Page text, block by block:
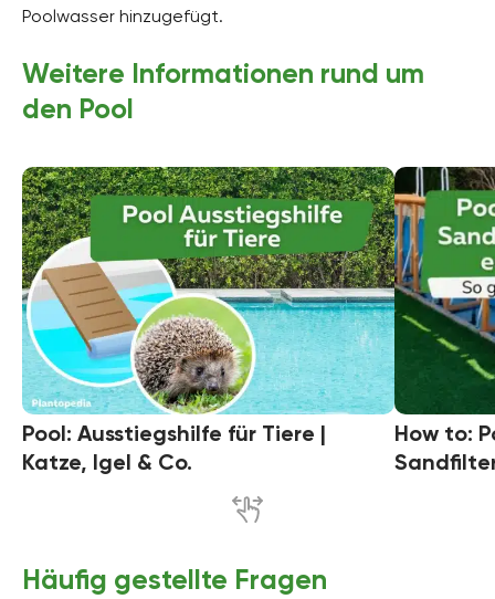
Poolwasser hinzugefügt.
Weitere Informationen rund um
den Pool
Pool: Ausstiegshilfe für Tiere |
Katze, Igel & Co.
How to:
Häufig gestellte Fragen